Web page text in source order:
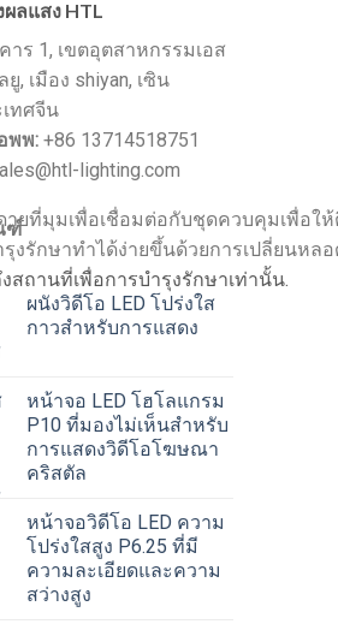
ลแสง HTL
าร 1, เขตอุตสาหกรรมเอส
ยู, เมือง shiyan, เซิน
เทศจีน
พพ:+86 13714518751
lighting.com
ฑ์
ผนังวิดีโอ LED โปร่งใส
กาวสำหรับการแสดง
หน้าจอ LED โฮโลแกรม
P10 ที่มองไม่เห็นสำหรับ
การแสดงวิดีโอโฆษณา
คริสตัล
หน้าจอวิดีโอ LED ความ
โปร่งใสสูง P6.25 ที่มี
ความละเอียดและความ
สว่างสูง
ายที่มุมเพื่อเชื่อมต่อกับชุดควบคุมเพื่อใ
งรักษาทำได้ง่ายขึ้นด้วยการเปลี่ยนหล
ถานที่เพื่อการบำรุงรักษาเท่านั้น.